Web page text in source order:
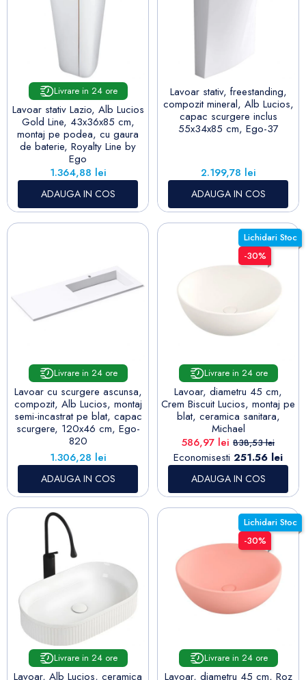
Livrare in 24 ore
Lavoar stativ Lazio, Alb Lucios
Gold Line, 43x36x85 cm,
montaj pe podea, cu gaura
de baterie, Royalty Line by
Ego
Pret
1.364,88 lei
ADAUGA IN COS
Lavoar stativ, freestanding,
compozit mineral, Alb Lucios,
capac scurgere inclus
55x34x85 cm, Ego-37
Pret
2.199,78 lei
ADAUGA IN COS
Livrare in 24 ore
Lavoar cu scurgere ascunsa,
compozit, Alb Lucios, montaj
semi-incastrat pe blat, capac
scurgere, 120x46 cm, Ego-
820
Pret
1.306,28 lei
ADAUGA IN COS
Lichidari Stoc
-30%
Livrare in 24 ore
Lavoar, diametru 45 cm,
Crem Biscuit Lucios, montaj pe
blat, ceramica sanitara,
Michael
Pret
586,97 lei Pret de baza
838,53 lei
Economisesti 251.56 lei
ADAUGA IN COS
Livrare in 24 ore
Lavoar, Alb Lucios, ceramica
Lichidari Stoc
-30%
Livrare in 24 ore
Lavoar, diametru 45 cm, Roz